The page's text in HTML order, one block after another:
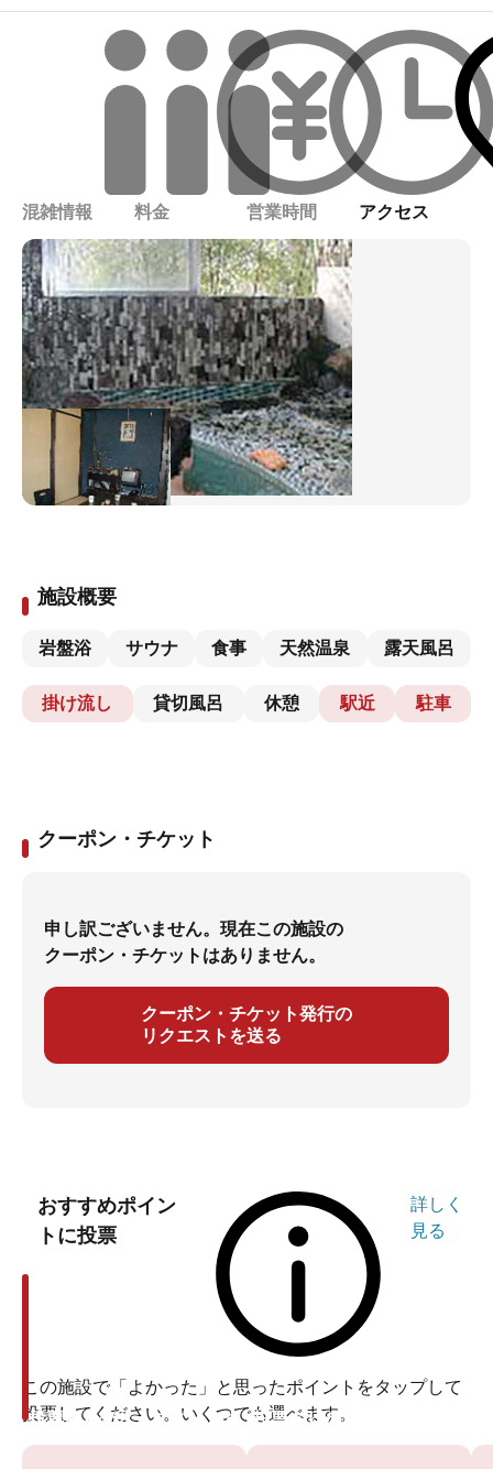
混雑情報 料金 営業時間 アクセス
施設概要
岩盤浴 サウナ 食事 天然温泉 露天風呂
掛け流し 貸切風呂 休憩 駅近 駐車
クーポン・チケット
申し訳ございません。現在この施設の
クーポン・チケットはありません。
クーポン・チケット発行の
リクエストを送る
おすすめポイン
トに投票
詳しく
見る
この施設で「よかった」と思ったポイントをタップして
投票してください。いくつでも選べます。
投票ありがとうございます 投票ありがとうございます